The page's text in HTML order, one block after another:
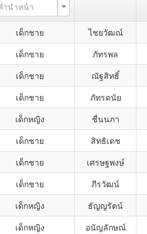
ำนำหน้า
เด็กชาย ไชยวัฒณ์
เด็กชาย ภัทรพล
เด็กชาย ณัฐสิทธิ์
เด็กชาย ภัทรดนัย
เด็กหญิง ชื่นนภา
เด็กชาย สิทธิเดช
เด็กชาย เศรษฐพงษ์
เด็กชาย ภีรวัฒน์
เด็กหญิง ธัญญรัตน์
เด็กหญิง อนัญลักษณ์